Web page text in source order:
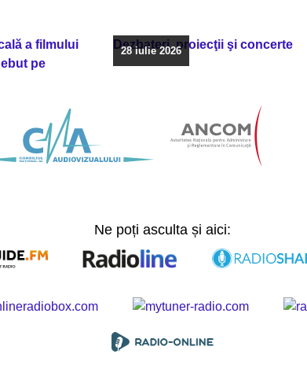
a filmului
pe
Dezbateri, proiecţii şi concerte
28 iulie 2026
Ne poți asculta și aici: